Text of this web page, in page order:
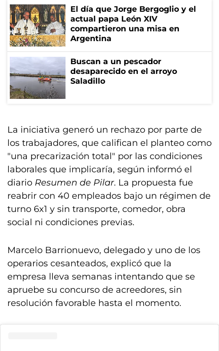
El día que Jorge Bergoglio y el
actual papa León XIV
compartieron una misa en
Argentina
Buscan a un pescador
desaparecido en el arroyo
Saladillo
La iniciativa generó un rechazo por parte de
los trabajadores, que califican el planteo como
"una precarización total" por las condiciones
laborales que implicaría, según informó el
diario Resumen de Pilar. La propuesta fue
reabrir con 40 empleados bajo un régimen de
turno 6x1 y sin transporte, comedor, obra
social ni condiciones previas.
Marcelo Barrionuevo, delegado y uno de los
operarios cesanteados, explicó que la
empresa lleva semanas intentando que se
apruebe su concurso de acreedores, sin
resolución favorable hasta el momento.